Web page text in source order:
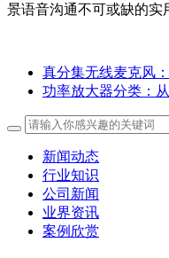
景语音沟通不可或缺的实
真分集无线麦克风
功率放大器分类：
新闻动态
行业知识
公司新闻
业界资讯
案例欣赏